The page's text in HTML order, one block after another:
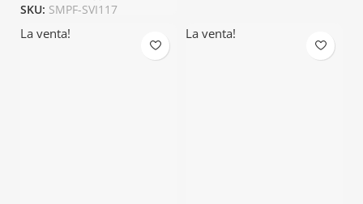
SKU: SMPF-SVI117
La venta! La venta!